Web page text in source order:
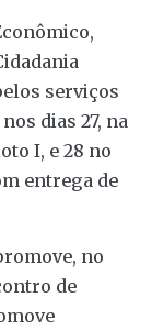
serviços
dias 27, na
I, e 28 no
entrega de
no
de